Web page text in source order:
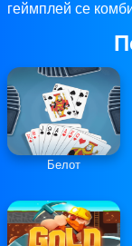
геймплей се
Белот